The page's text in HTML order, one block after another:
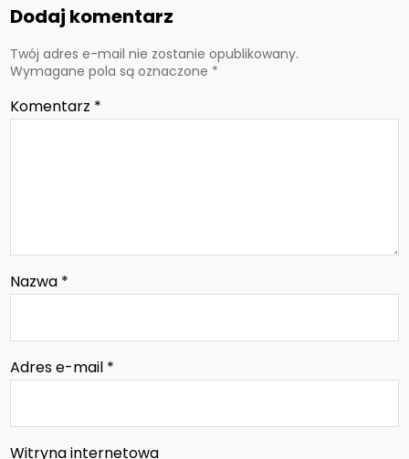
Dodaj komentarz
Twój adres e-mail nie zostanie opublikowany.
Wymagane pola są oznaczone *
Komentarz *
Nazwa *
Adres e-mail *
Witryna internetowa